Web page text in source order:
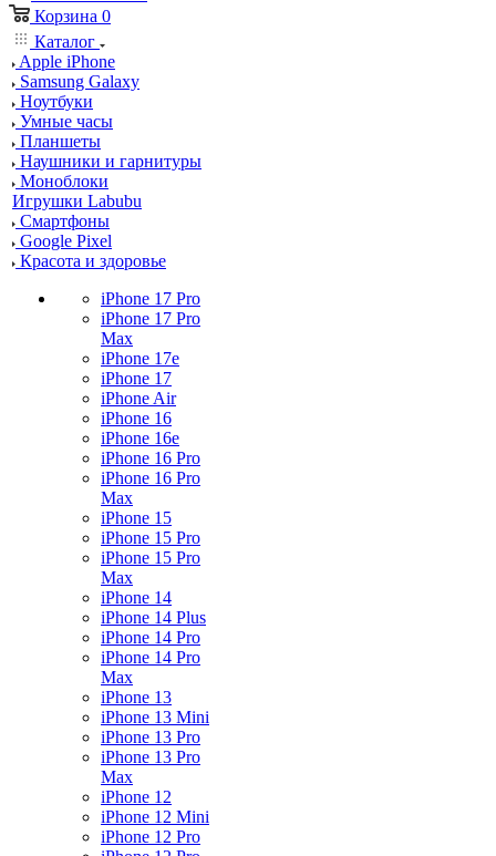
Корзина 0
Каталог
Apple iPhone
Samsung Galaxy
Ноутбуки
Умные часы
Планшеты
Наушники и гарнитуры
Моноблоки
Игрушки Labubu
Смартфоны
Google Pixel
Красота и здоровье
iPhone 17 Pro
iPhone 17 Pro
Max
iPhone 17e
iPhone 17
iPhone Air
iPhone 16
iPhone 16e
iPhone 16 Pro
iPhone 16 Pro
Max
iPhone 15
iPhone 15 Pro
iPhone 15 Pro
Max
iPhone 14
iPhone 14 Plus
iPhone 14 Pro
iPhone 14 Pro
Max
iPhone 13
iPhone 13 Mini
iPhone 13 Pro
iPhone 13 Pro
Max
iPhone 12
iPhone 12 Mini
iPhone 12 Pro